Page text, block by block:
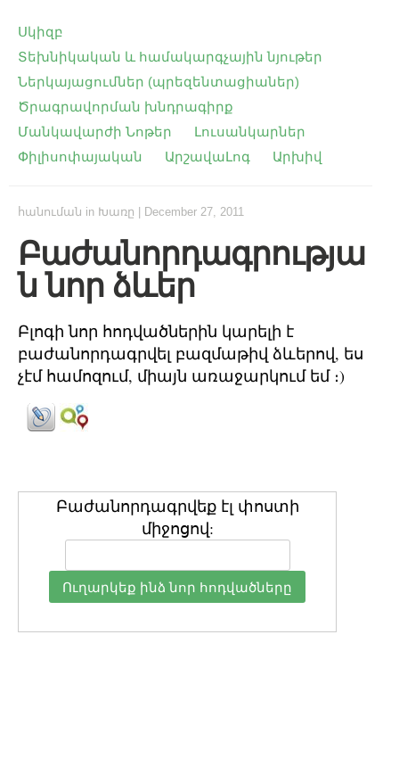
Սկիզբ
Տեխնիկական և համակարգչային նյութեր
Ներկայացումներ (պրեզենտացիաներ)
Ծրագրավորման խնդրագիրք
Մանկավարժի Նոթեր
Լուսանկարներ
Փիլիսոփայական
ԱրշավաԼոգ Արխիվ
հանուման in Խառը December 27, 2011
Բաժանորդագրությա
ն նոր ձևեր
Բլոգի նոր հոդվածներին կարելի է
բաժանորդագրվել բազմաթիվ ձևերով, ես
չէմ համոզում, միայն առաջարկում եմ ։)
Բաժանորդագրվեք էլ փոստի
միջոցով: